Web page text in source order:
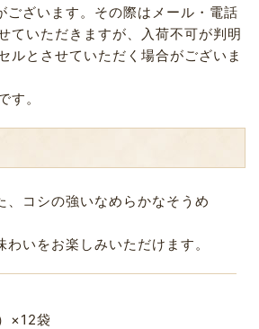
ございます。その際はメール・電話
ていただきますが、入荷不可が判明
ルとさせていただく場合がございま
す。
、コシの強いなめらかなそうめ
いをお楽しみいただけます。
×12袋